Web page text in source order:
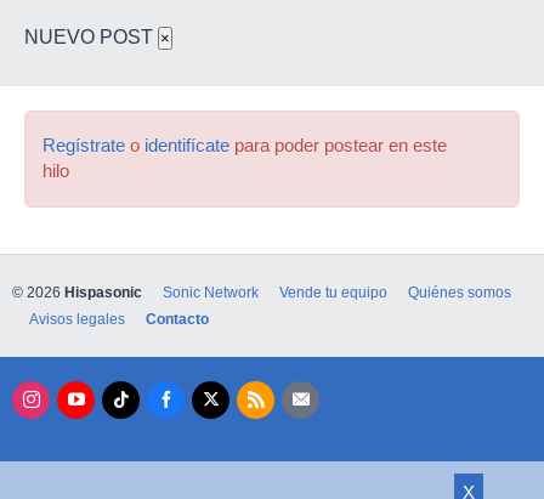
NUEVO POST ×
Regístrate o identifícate para poder postear en este
hilo
X
© 2026 Hispasonic Sonic Network Vende tu equipo
Quiénes somos
Avisos legales
Contacto